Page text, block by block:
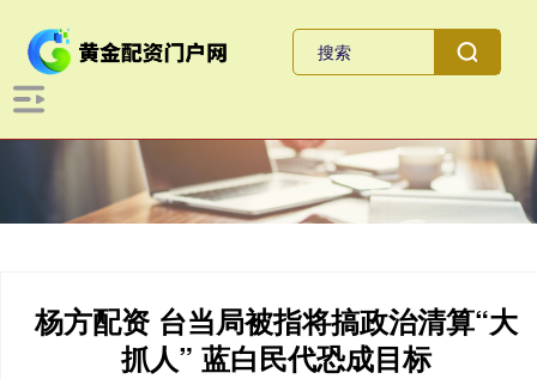
杨方配资 台当局被指将搞政治清算“大
抓人” 蓝白民代恐成目标